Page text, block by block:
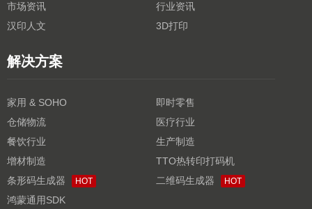
市场资讯
行业资讯
汉印人文
3D打印
解决方案
家用 & SOHO
即时零售
仓储物流
医疗行业
餐饮行业
生产制造
增材制造
TTO热转印打码机
条形码生成器
HOT 二维码生成器 HOT
鸿蒙通用SDK